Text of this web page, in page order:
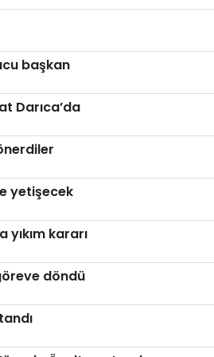
başkan
Darıca’da
yetişecek
kararı
döndü